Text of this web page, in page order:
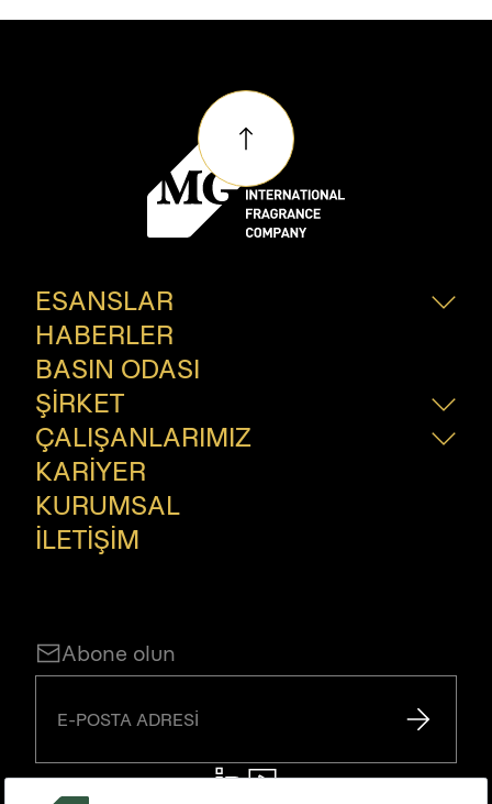
ESANSLAR
Fragrances
Esanslar
İnovasyon
HABERLER
BASIN ODASI
ŞİRKET
Hakkımızda
Nasıl Yaparız?
ÇALIŞANLARIMIZ
Çalışanlarımız
Bize Katılın
KARİYER
KURUMSAL
İLETİŞİM
Abone olun
E-POSTA ADRESİ